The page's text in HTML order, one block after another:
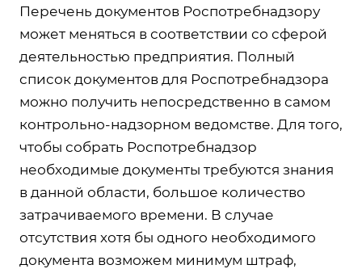
Перечень документов Роспотребнадзору
может меняться в соответствии со сферой
деятельностью предприятия. Полный
список документов для Роспотребнадзора
можно получить непосредственно в самом
контрольно-надзорном ведомстве. Для того,
чтобы собрать Роспотребнадзор
необходимые документы требуются знания
в данной области, большое количество
затрачиваемого времени. В случае
отсутствия хотя бы одного необходимого
документа возможем минимум штраф,